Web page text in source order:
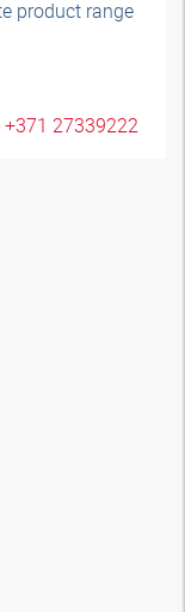
product range
27339222